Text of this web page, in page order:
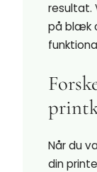
resultat.
på blæk
Når du
din